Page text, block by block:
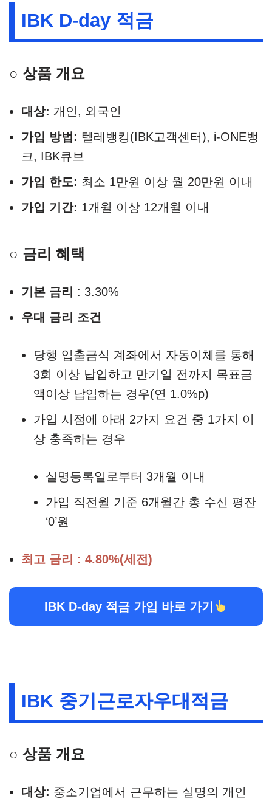
IBK D-day 적금
○ 상품 개요
대상: 개인, 외국인
가입 방법: 텔레뱅킹(IBK고객센터), i-ONE뱅
크, IBK큐브
가입 한도: 최소 1만원 이상 월 20만원 이내
가입 기간: 1개월 이상 12개월 이내
○ 금리 혜택
기본 금리 : 3.30%
우대 금리 조건
당행 입출금식 계좌에서 자동이체를 통해
3회 이상 납입하고 만기일 전까지 목표금
액이상 납입하는 경우(연 1.0%p)
가입 시점에 아래 2가지 요건 중 1가지 이
상 충족하는 경우
실명등록일로부터 3개월 이내
가입 직전월 기준 6개월간 총 수신 평잔
‘0’원
최고 금리 : 4.80%(세전)
IBK D-day 적금 가입 바로 가기
IBK 중기근로자우대적금
○ 상품 개요
대상: 중소기업에서 근무하는 실명의 개인